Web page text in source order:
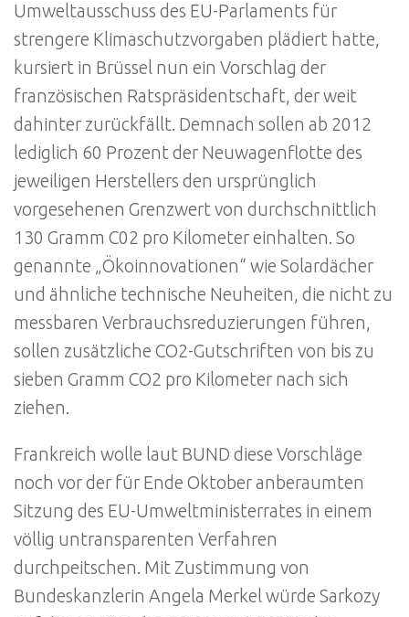
Umweltausschuss des EU-Parlaments für
strengere Klimaschutzvorgaben plädiert hatte,
kursiert in Brüssel nun ein Vorschlag der
französischen Ratspräsidentschaft, der weit
dahinter zurückfällt. Demnach sollen ab 2012
lediglich 60 Prozent der Neuwagenflotte des
jeweiligen Herstellers den ursprünglich
vorgesehenen Grenzwert von durchschnittlich
130 Gramm C02 pro Kilometer einhalten. So
genannte „Ökoinnovationen“ wie Solardächer
und ähnliche technische Neuheiten, die nicht zu
messbaren Verbrauchsreduzierungen führen,
sollen zusätzliche CO2-Gutschriften von bis zu
sieben Gramm CO2 pro Kilometer nach sich
ziehen.
Frankreich wolle laut BUND diese Vorschläge
noch vor der für Ende Oktober anberaumten
Sitzung des EU-Umweltministerrates in einem
völlig untransparenten Verfahren
durchpeitschen. Mit Zustimmung von
Bundeskanzlerin Angela Merkel würde Sarkozy